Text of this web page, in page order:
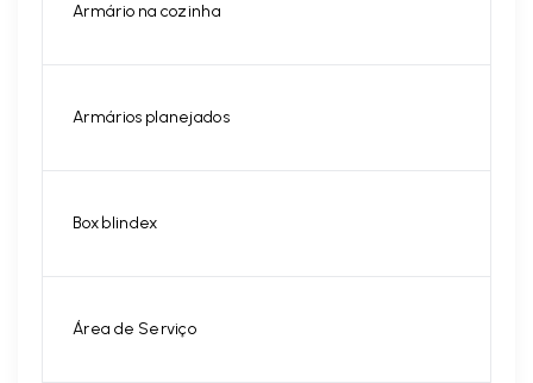
Armário na cozinha
Armários planejados
Box blindex
Área de Serviço